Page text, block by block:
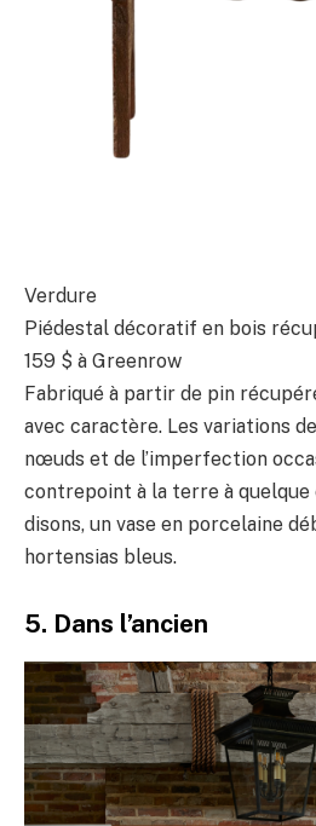
Verdure
Piédestal décoratif en bois
159 $ à Greenrow
Fabriqué à partir de pin
avec caractère. Les variations
nœuds et de l’imperfection
contrepoint à la terre à quelque
disons, un vase en porcelaine
hortensias bleus.
5. Dans l’ancien